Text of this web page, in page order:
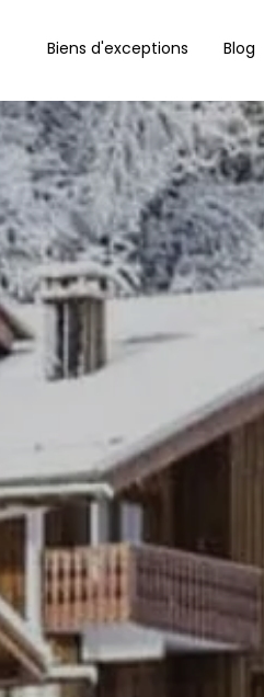
Biens d'exceptions Blog